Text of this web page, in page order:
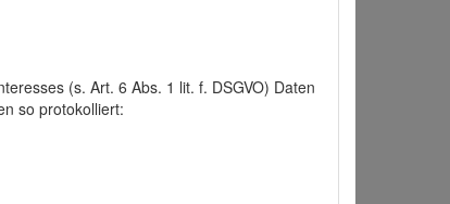
(s. Art. 6 Abs. 1 lit. f. DSGVO) Daten
so protokolliert: